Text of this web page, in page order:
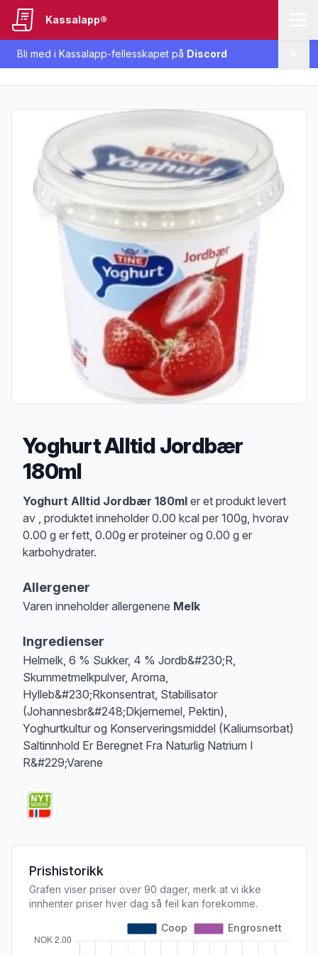
Bli med i Kassalapp-fellesskapet på Discord
Kassalapp®
Yoghurt Alltid Jordbær
180ml
Produktbeskrivelse
Yoghurt Alltid Jordbær 180ml er et produkt levert
av , produktet inneholder 0.00 kcal per 100g, hvorav
0.00 g er fett, 0.00g er proteiner og 0.00 g er
karbohydrater.
Allergener
Varen inneholder allergenene Melk
Ingredienser
Helmelk, 6 % Sukker, 4 % Jordb&#230;R,
Skummetmelkpulver, Aroma,
Hylleb&#230;Rkonsentrat, Stabilisator
(Johannesbr&#248;Dkjernemel, Pektin),
Yoghurtkultur og Konserveringsmiddel (Kaliumsorbat)
Saltinnhold Er Beregnet Fra Naturlig Natrium I
R&#229;Varene
Prishistorikk
Grafen viser priser over 90 dager, merk at vi ikke
innhenter priser hver dag så feil kan forekomme.